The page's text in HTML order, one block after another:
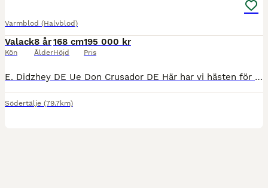
Varmblod (Halvblod)
Valack
Kön
8 år
Ålder
168 cm
Höjd
195 000 kr
Pris
E. Didzhey DE Ue Don Crusador DE Här har vi hästen för dig som söker det där extra inom dressyren! En underbar kille som älskar att arbeta och alltid försöker göra rätt. Holiday är en vaken kille me
Södertälje (79.7km)